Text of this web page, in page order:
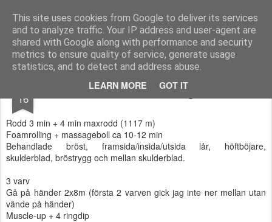
This site uses cookies from Google to deliver its services
and to analyze traffic. Your IP address and user-agent are
shared with Google along with performance and security
metrics to ensure quality of service, generate usage
statistics, and to detect and address abuse.
LEARN MORE GOT IT
Functional Fitness by Mattias - Träningsinspiration & träningsfilmer
Pages
16 Kvällens träning
Rodd 3 min + 4 min maxrodd (1117 m)
Foamrolling + massageboll ca 10-12 min
Behandlade bröst, framsida/insida/utsida lår, höftböjare,
skulderblad, bröstrygg och mellan skulderblad.
3 varv
Gå på händer 2x8m (första 2 varven gick jag inte ner mellan utan
vände på händer)
Muscle-up + 4 ringdip